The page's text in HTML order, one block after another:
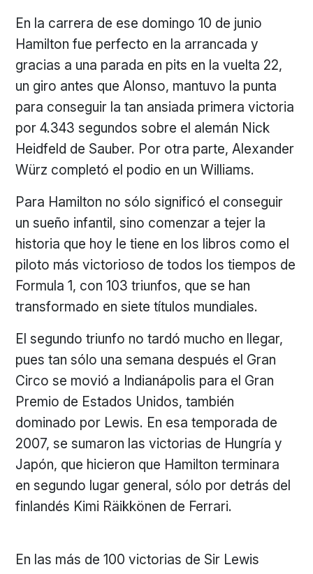
En la carrera de ese domingo 10 de junio
Hamilton fue perfecto en la arrancada y
gracias a una parada en pits en la vuelta 22,
un giro antes que Alonso, mantuvo la punta
para conseguir la tan ansiada primera victoria
por 4.343 segundos sobre el alemán Nick
Heidfeld de Sauber. Por otra parte, Alexander
Würz completó el podio en un Williams.
Para Hamilton no sólo significó el conseguir
un sueño infantil, sino comenzar a tejer la
historia que hoy le tiene en los libros como el
piloto más victorioso de todos los tiempos de
Formula 1, con 103 triunfos, que se han
transformado en siete títulos mundiales.
El segundo triunfo no tardó mucho en llegar,
pues tan sólo una semana después el Gran
Circo se movió a Indianápolis para el Gran
Premio de Estados Unidos, también
dominado por Lewis. En esa temporada de
2007, se sumaron las victorias de Hungría y
Japón, que hicieron que Hamilton terminara
en segundo lugar general, sólo por detrás del
finlandés Kimi Räikkönen de Ferrari.
En las más de 100 victorias de Sir Lewis